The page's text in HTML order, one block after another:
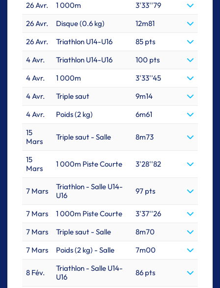
26 Avr.
1 000m
3'33''79
26 Avr.
Disque (0.6 kg)
12m81
26 Avr.
Triathlon U14-U16
85 pts
4 Avr.
Triathlon U14-U16
100 pts
4 Avr.
1 000m
3'33''45
4 Avr.
Triple saut
9m14
4 Avr.
Poids (2 kg)
6m61
15
Mars
Triple saut - Salle 8m73
15
Mars
1 000m Piste Courte 3'28''82
7 Mars
Triathlon - Salle U14-
U16
97 pts
7 Mars 1 000m Piste Courte
3'37''26
7 Mars
Triple saut - Salle
8m70
7 Mars
Poids (2 kg) - Salle 7m00
8 Fév.
Triathlon - Salle U14-
U16
86 pts